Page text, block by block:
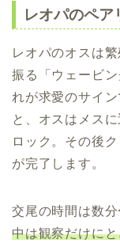
レオパのペア
レオパのオスは
振る「ウェービ
れが求愛のサイ
と、オスはメス
ロック。その後
が完了します。
交尾の時間は数
中は観察だけに